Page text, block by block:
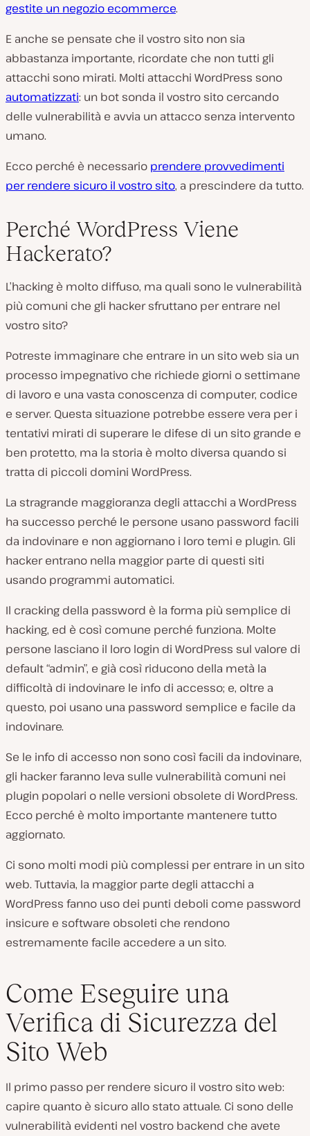
gestite un negozio ecommerce.
E anche se pensate che il vostro sito non sia
abbastanza importante, ricordate che non tutti gli
attacchi sono mirati. Molti attacchi WordPress sono
automatizzati: un bot sonda il vostro sito cercando
delle vulnerabilità e avvia un attacco senza intervento
umano.
Ecco perché è necessario prendere provvedimenti
per rendere sicuro il vostro sito, a prescindere da tutto.
Perché WordPress Viene
Hackerato?
L’hacking è molto diffuso, ma quali sono le vulnerabilità
più comuni che gli hacker sfruttano per entrare nel
vostro sito?
Potreste immaginare che entrare in un sito web sia un
processo impegnativo che richiede giorni o settimane
di lavoro e una vasta conoscenza di computer, codice
e server. Questa situazione potrebbe essere vera per i
tentativi mirati di superare le difese di un sito grande e
ben protetto, ma la storia è molto diversa quando si
tratta di piccoli domini WordPress.
La stragrande maggioranza degli attacchi a WordPress
ha successo perché le persone usano password facili
da indovinare e non aggiornano i loro temi e plugin. Gli
hacker entrano nella maggior parte di questi siti
usando programmi automatici.
Il cracking della password è la forma più semplice di
hacking, ed è così comune perché funziona. Molte
persone lasciano il loro login di WordPress sul valore di
default “admin”, e già così riducono della metà la
difficoltà di indovinare le info di accesso; e, oltre a
questo, poi usano una password semplice e facile da
indovinare.
Se le info di accesso non sono così facili da indovinare,
gli hacker faranno leva sulle vulnerabilità comuni nei
plugin popolari o nelle versioni obsolete di WordPress.
Ecco perché è molto importante mantenere tutto
aggiornato.
Ci sono molti modi più complessi per entrare in un sito
web. Tuttavia, la maggior parte degli attacchi a
WordPress fanno uso dei punti deboli come password
insicure e software obsoleti che rendono
estremamente facile accedere a un sito.
Come Eseguire una
Verifica di Sicurezza del
Sito Web
Il primo passo per rendere sicuro il vostro sito web:
capire quanto è sicuro allo stato attuale. Ci sono delle
vulnerabilità evidenti nel vostro backend che avete